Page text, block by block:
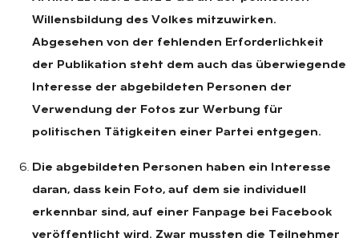
Willensbildung des Volkes mitzuwirken.
Abgesehen von der fehlenden Erforderlichkeit
der Publikation steht dem auch das überwiegende
Interesse der abgebildeten Personen der
Verwendung der Fotos zur Werbung für
politischen Tätigkeiten einer Partei entgegen.
Die abgebildeten Personen haben ein Interesse
daran, dass kein Foto, auf dem sie individuell
erkennbar sind, auf einer Fanpage bei Facebook
veröffentlicht wird. Zwar mussten die Teilnehmer